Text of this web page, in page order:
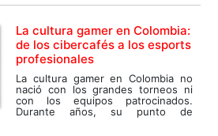
La cultura gamer en Colombia:
de los cibercafés a los esports
profesionales
La cultura gamer en Colombia no
nació con los grandes torneos ni
con los equipos patrocinados.
Durante años, su punto de